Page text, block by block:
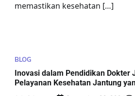
memastikan kesehatan […]
BLOG
Inovasi dalam Pendidikan Dokter
Pelayanan Kesehatan Jantung